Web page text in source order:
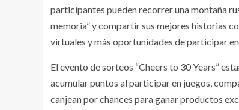
participantes pueden recorrer una montaña
memoria” y compartir sus mejores historias
virtuales y más oportunidades de participar
El evento de sorteos “Cheers to 30 Years”
acumular puntos al participar en juegos,
canjean por chances para ganar productos